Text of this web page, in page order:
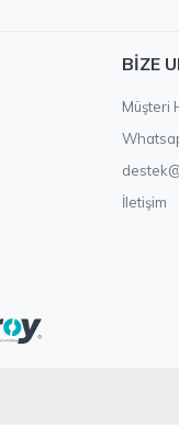
BIZE
Müşteri
İletişim